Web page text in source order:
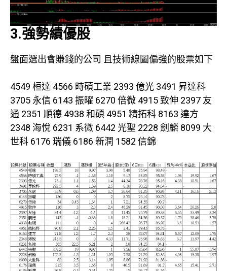
3.強勢績優股
盤面選出會賺錢的公司 且技術線圖偏強的股票如下
4549 桓達 4566 時碩工業 2393 億光 3491 昇達科
3705 永信 6143 振曜 6270 倍微 4915 致伸 2397 友
通 2351 順德 4938 和碩 4951 精拓科 8163 達方
2348 海悅 6231 系微 6442 光聖 2228 劍麟 8099 大
世科 6176 瑞儀 6186 新潤 1582 信錦